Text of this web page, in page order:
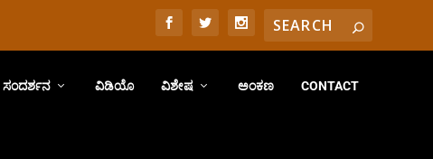
ಸಂದರ್ಶನ ವಿಡಿಯೊ ವಿಶೇಷ ಅಂಕಣ CONTACT